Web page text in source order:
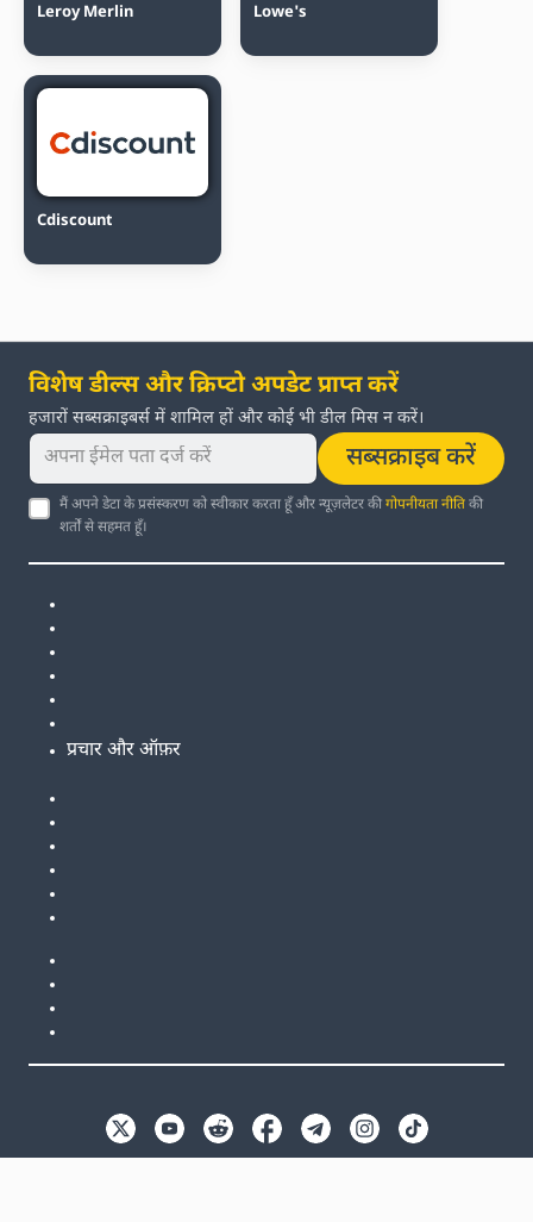
Leroy Merlin Lowe's
Cdiscount
विशेष डील्स और क्रिप्टो अपडेट प्राप्त करें
हजारों सब्सक्राइबर्स में शामिल हों और कोई भी डील मिस न करें।
सब्सक्राइब करें
मैं अपने डेटा के प्रसंस्करण को स्वीकार करता हूँ और न्यूज़लेटर कीगोपनीयता नीतिकी
शर्तों से सहमत हूँ।
प्रचार और ऑफ़र